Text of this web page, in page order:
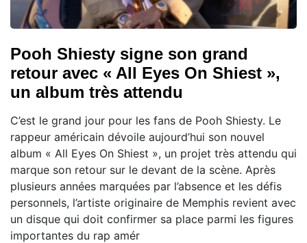
Pooh Shiesty signe son grand
retour avec « All Eyes On Shiest »,
un album très attendu
C’est le grand jour pour les fans de Pooh Shiesty. Le
rappeur américain dévoile aujourd’hui son nouvel
album « All Eyes On Shiest », un projet très attendu qui
marque son retour sur le devant de la scène. Après
plusieurs années marquées par l’absence et les défis
personnels, l’artiste originaire de Memphis revient avec
un disque qui doit confirmer sa place parmi les figures
importantes du rap amér